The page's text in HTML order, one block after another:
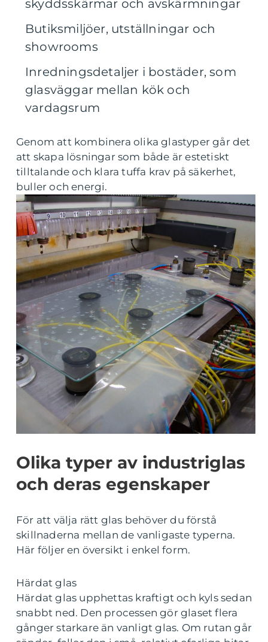
skyddsskärmar och avskärmningar
Butiksmiljöer, utställningar och
showrooms
Inredningsdetaljer i bostäder, som
glasväggar mellan kök och
vardagsrum
Genom att kombinera olika glastyper går det
att skapa lösningar som både är estetiskt
tilltalande och klara tuffa krav på säkerhet,
buller och energi.
Olika typer av industriglas
och deras egenskaper
För att välja rätt glas behöver du förstå
skillnaderna mellan de vanligaste typerna.
Här följer en översikt i enkel form.
Härdat glas
Härdat glas upphettas kraftigt och kyls sedan
snabbt ned. Den processen gör glaset flera
gånger starkare än vanligt glas. Om rutan går